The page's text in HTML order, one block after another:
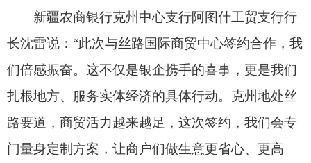
措。未来，商贸中心将与国家陆上口岸型物流枢纽
形成联动，推动商贸、自贸、数贸深度融合，助力
克州阿图什在全球产业链、供应链中提升核心竞争
力。
负责人吐尔逊江·吐尔洪介绍：“该项目得到州市两
级党委、政府的高度重视与大力支持。丝路国际贸